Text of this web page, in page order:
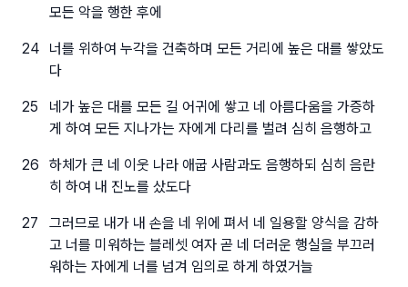
모든 악을 행한 후에
24
너를 위하여 누각을 건축하며 모든 거리에 높은 대를 쌓았도
다
25
네가 높은 대를 모든 길 어귀에 쌓고 네 아름다움을 가증하
게 하여 모든 지나가는 자에게 다리를 벌려 심히 음행하고
26
하체가 큰 네 이웃 나라 애굽 사람과도 음행하되 심히 음란
히 하여 내 진노를 샀도다
27
그러므로 내가 내 손을 네 위에 펴서 네 일용할 양식을 감하
고 너를 미워하는 블레셋 여자 곧 네 더러운 행실을 부끄러
워하는 자에게 너를 넘겨 임의로 하게 하였거늘